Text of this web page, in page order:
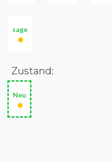
sage
•
Zustand:
Neu
•